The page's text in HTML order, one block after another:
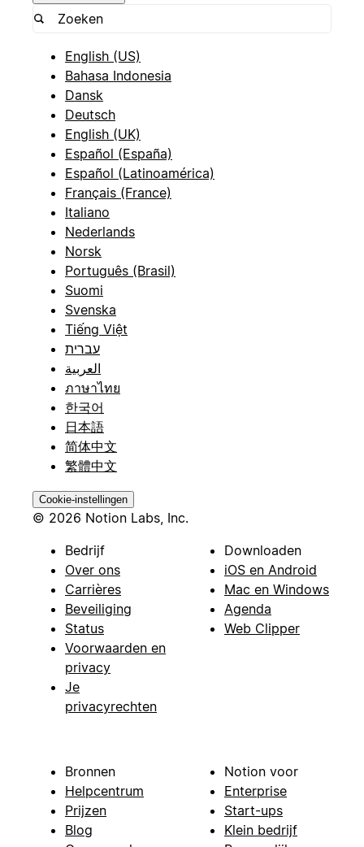
English (US)
Bahasa Indonesia
Dansk
Deutsch
English (UK)
Español (España)
Español (Latinoamérica)
Français (France)
Italiano
Nederlands
Norsk
Português (Brasil)
Suomi
Svenska
Tiếng Việt
עברית
العربية
ภาษาไทย
한국어
日本語
简体中文
繁體中文
Cookie-instellingen
© 2026 Notion Labs, Inc.
Bedrijf
Over ons
Carrières
Beveiliging
Status
Voorwaarden en
privacy
Je
privacyrechten
Downloaden
iOS en Android
Mac en Windows
Agenda
Web Clipper
Bronnen
Helpcentrum
Prijzen
Blog
Notion voor
Enterprise
Start-ups
Klein bedrijf